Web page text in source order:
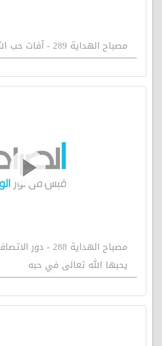
مصباح الهداية 289 - آفات حب الله تعالى
مصباح الهداية 288
يحبها الله تعالى في حبه